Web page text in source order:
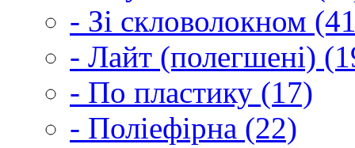
- Зі скловолокном
- Лайт (полегшені)
- По пластику (17)
- Поліефірна (22)